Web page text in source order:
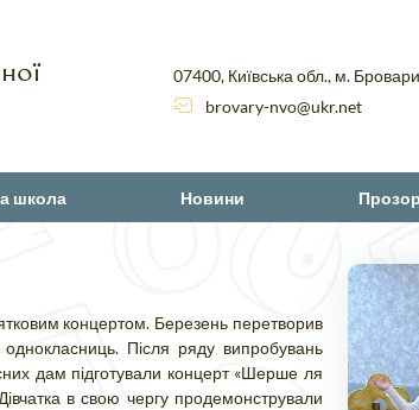
07400, Київська обл., м.
brovary-nvo@ukr.net
школа Новини
концертом. Березень перетворив
Після ряду випробувань
дам підготували концерт «Шерше ля
в свою чергу продемонстрували